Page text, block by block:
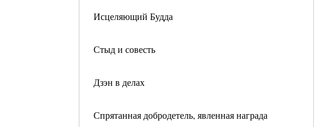
Исцеляющий Будда
Стыд и совесть
Дзэн в делах
Спрятанная добродетель, явленная награда